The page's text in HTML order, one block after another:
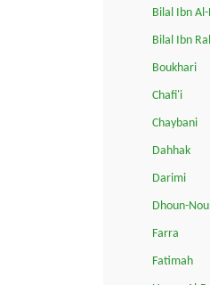
Bilal Ibn
Bilal Ibn
Boukhari
Chafi'i
Chaybani
Dahhak
Darimi
Dhoun-
Farra
Fatimah